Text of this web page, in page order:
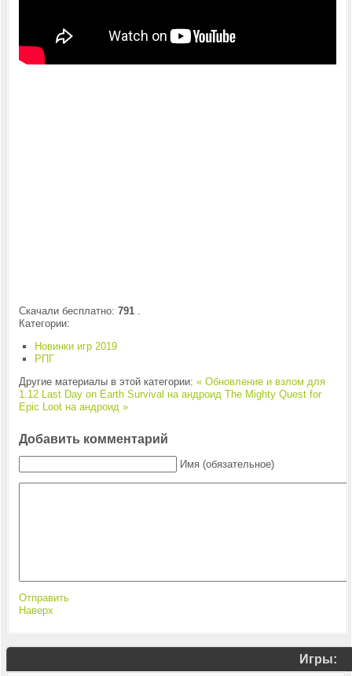
Скачали бесплатно: 791.
Категории:
Новинки игр 2019
РПГ
Другие материалы в этой категории: « Обновление и взлом для
1.12 Last Day on Earth Survival на андроид The Mighty Quest for
Epic Loot на андроид »
Добавить комментарий
Имя (обязательное)
Отправить
Наверх
Игры: